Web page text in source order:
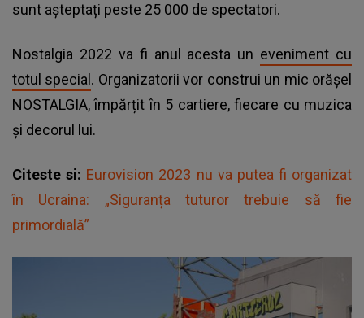
sunt așteptați peste 25 000 de spectatori.
Nostalgia 2022 va fi anul acesta un eveniment cu
totul special . Organizatorii vor construi un mic orășel
NOSTALGIA, împărțit în 5 cartiere, fiecare cu muzica
și decorul lui.
Citeste si: Eurovision 2023 nu va putea fi organizat
în Ucraina: „Siguranța tuturor trebuie să fie
primordială”